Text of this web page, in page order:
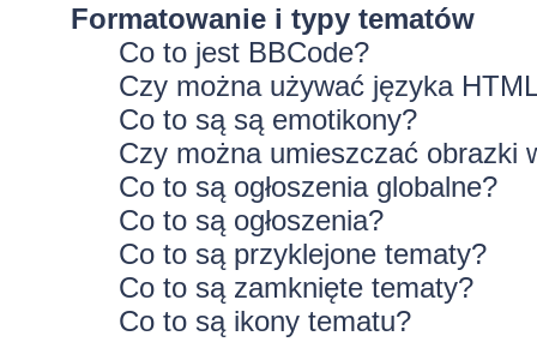
Formatowanie i typy tematów
Co to jest BBCode?
Czy można używać języka
Co to są są emotikony?
Czy można umieszczać obrazki
Co to są ogłoszenia globalne?
Co to są ogłoszenia?
Co to są przyklejone tematy?
Co to są zamknięte tematy?
Co to są ikony tematu?